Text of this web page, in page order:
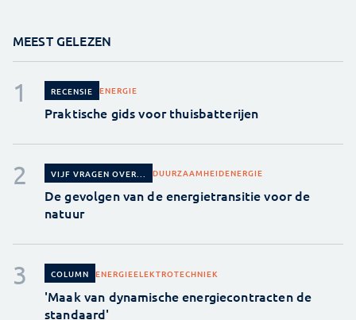
MEEST GELEZEN
RECENSIE ENERGIE
Praktische gids voor thuisbatterijen
VIJF VRAGEN OVER... DUURZAAMHEIDENERGIE
De gevolgen van de energietransitie voor de
natuur
COLUMN ENERGIEELEKTROTECHNIEK
'Maak van dynamische energiecontracten de
standaard'